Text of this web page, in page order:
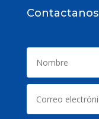
Contactanos